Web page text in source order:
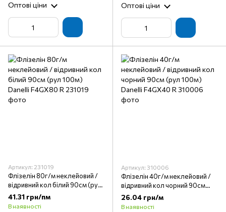
Оптові ціни Оптові ціни
Артикул: 231019
Флізелін 80г/м неклейовий /
відривний кол білий 90см (рул
100м) Danelli F4GX80 R
41.31 грн/пм
В наявності
Артикул: 310006
Флізелін 40г/м неклейовий /
відривний кол чорний 90см
(рул 100м) Danelli F4GX40 R
26.04 грн/м
В наявності